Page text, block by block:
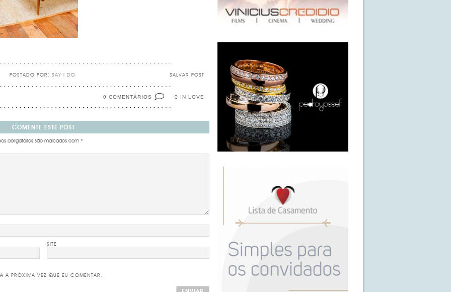
SALVAR POST
POSTADO POR: SAY I DO
0 IN LOVE
0 COMENTÁRIOS
COMENTE ESTE POST
obrigatórios são marcados com *
SITE
A PRÓXIMA VEZ QUE EU COMENTAR.